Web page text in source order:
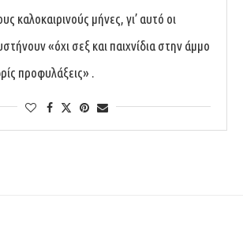
καλοκαιρινούς μήνες, γι’ αυτό οι
«όχι σεξ και παιχνίδια στην άμμο
προφυλάξεις» .